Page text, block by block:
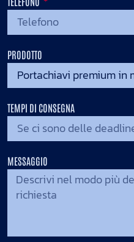
PRODOTTO
TEMPI DI CONSEGNA
MESSAGGIO